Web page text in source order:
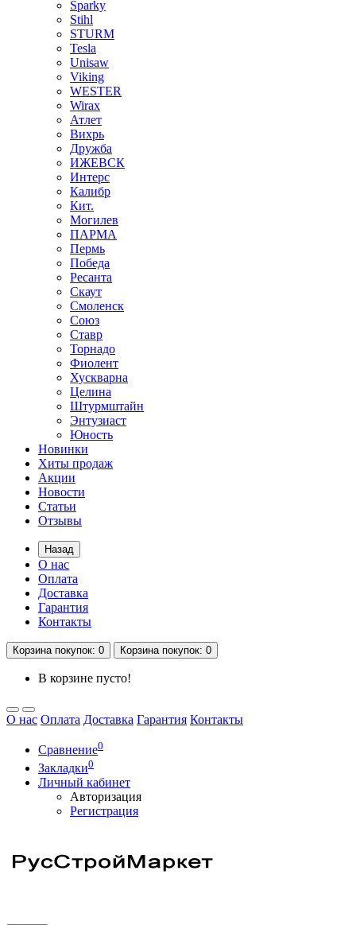
Sparky
Stihl
STURM
Tesla
Unisaw
Viking
WESTER
Wirax
Атлет
Вихрь
Дружба
ИЖЕВСК
Интерс
Калибр
Кит.
Могилев
ПАРМА
Пермь
Победа
Ресанта
Скаут
Смоленск
Союз
Ставр
Торнадо
Фиолент
Хускварна
Целина
Штурмштайн
Энтузиаст
Юность
Новинки
Хиты продаж
Акции
Новости
Статьи
Отзывы
Назад
О нас
Оплата
Доставка
Гарантия
Контакты
Корзинапокупок: 0 Корзинапокупок: 0
В корзине пусто!
О нас Оплата Доставка Гарантия Контакты
Сравнение0
Закладки0
Личный кабинет
Авторизация
Регистрация